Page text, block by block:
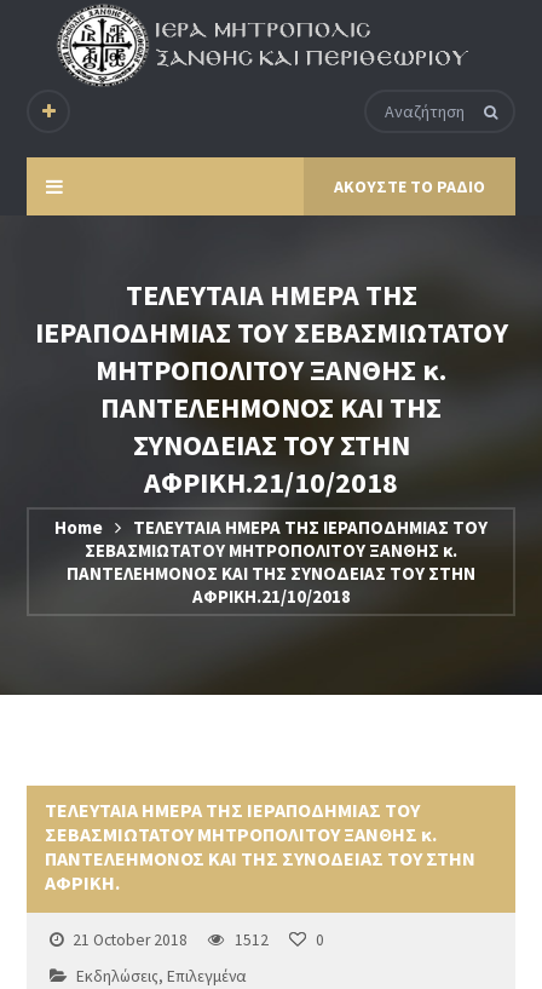
ΑΚΟΥΣΤΕ ΤΟ ΡΑΔΙΟ
ΤΕΛΕΥΤΑΙΑ ΗΜΕΡΑ ΤΗΣ
ΙΕΡΑΠΟΔΗΜΙΑΣ ΤΟΥ ΣΕΒΑΣΜΙΩΤΑΤΟΥ
ΜΗΤΡΟΠΟΛΙΤΟΥ ΞΑΝΘΗΣ κ.
ΠΑΝΤΕΛΕΗΜΟΝΟΣ ΚΑΙ ΤΗΣ
ΣΥΝΟΔΕΙΑΣ ΤΟΥ ΣΤΗΝ
ΑΦΡΙΚΗ.21/10/2018
Home
ΤΕΛΕΥΤΑΙΑ ΗΜΕΡΑ ΤΗΣ ΙΕΡΑΠΟΔΗΜΙΑΣ ΤΟΥ
ΣΕΒΑΣΜΙΩΤΑΤΟΥ ΜΗΤΡΟΠΟΛΙΤΟΥ ΞΑΝΘΗΣ κ.
ΠΑΝΤΕΛΕΗΜΟΝΟΣ ΚΑΙ ΤΗΣ ΣΥΝΟΔΕΙΑΣ ΤΟΥ ΣΤΗΝ
ΑΦΡΙΚΗ.21/10/2018
ΤΕΛΕΥΤΑΙΑ ΗΜΕΡΑ ΤΗΣ ΙΕΡΑΠΟΔΗΜΙΑΣ ΤΟΥ
ΣΕΒΑΣΜΙΩΤΑΤΟΥ ΜΗΤΡΟΠΟΛΙΤΟΥ ΞΑΝΘΗΣ κ.
ΠΑΝΤΕΛΕΗΜΟΝΟΣ ΚΑΙ ΤΗΣ ΣΥΝΟΔΕΙΑΣ ΤΟΥ ΣΤΗΝ
ΑΦΡΙΚΗ.
21 October 2018 1512
0
Εκδηλώσεις,Επιλεγμένα